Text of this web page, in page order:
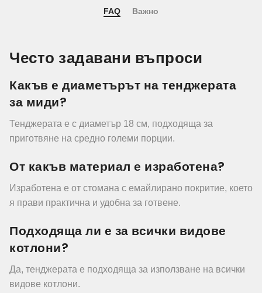
FAQ Важно
Често задавани въпроси
Какъв е диаметърът на тенджерата
за миди?
Тенджерата е с диаметър 18 см, подходяща за
приготвяне на средно големи порции.
От какъв материал е изработена?
Изработена е от стомана с емайлирано покритие, което
я прави практична и удобна за готвене.
Подходяща ли е за всички видове
котлони?
Да, тенджерата е подходяща за използване на всички
видове котлони.